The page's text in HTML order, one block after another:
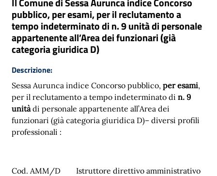
pubblico, per esami, per il reclutamento a
tempo indeterminato di n. 9 unità di personale
appartenente all’Area dei funzionari (già
categoria giuridica D)
Descrizione:
Sessa Aurunca indice Concorso pubblico, per esami,
per il reclutamento a tempo indeterminato di n. 9
unitàdi personale appartenente all’Area dei
funzionari (già categoria giuridica D)– diversi profili
professionali :
Cod. AMM/D
Istruttore direttivo amministrativo